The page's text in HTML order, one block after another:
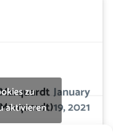
January
19, 2021
zu
aktivieren